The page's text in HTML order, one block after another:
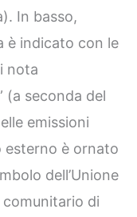
In basso,
è indicato con le
nota
(a seconda del
emissioni
esterno è ornato
dell’Unione
di